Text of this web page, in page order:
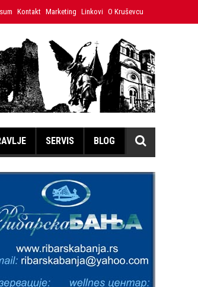
Japanski volonter u Ćićevcu umesto
Kontakt Marketing Linkovi O Kruševcu
SERVIS BLOG